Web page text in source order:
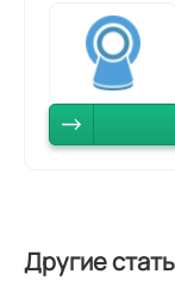
Другие